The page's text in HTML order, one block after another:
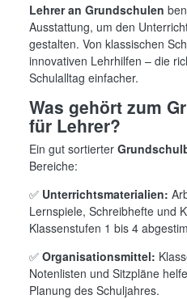
Lehrer an Grundschulen
Ausstattung, um den
gestalten. Von klassischen
innovativen Lehrhilfen – die
Schulalltag einfacher.
Was gehört zum
für Lehrer?
Ein gut sortierter
Bereiche:
✅ Unterrichtsmaterialien:
Lernspiele, Schreibhefte und
Klassenstufen 1 bis 4
✅ Organisationsmittel:
Notenlisten und Sitzpläne
Planung des Schuljahres.